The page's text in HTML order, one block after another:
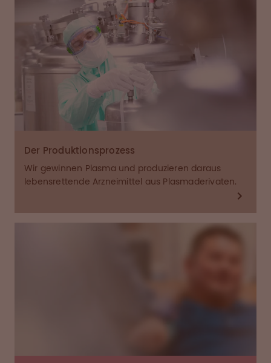
Der Produktions­prozess
Wir gewinnen Plasma und produzieren daraus
lebensrettende Arzneimittel aus Plasmaderivaten.